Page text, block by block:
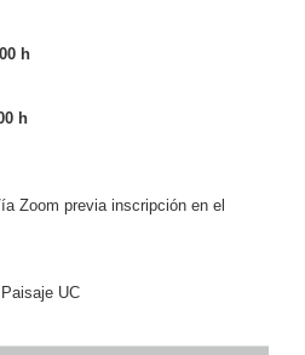
h
h
Zoom previa inscripción en el
UC